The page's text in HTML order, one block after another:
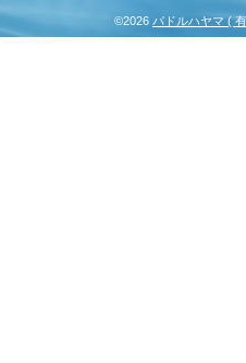
©2026 パドルハヤマ (